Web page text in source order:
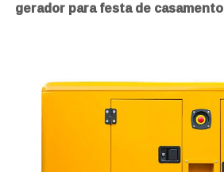
gerador para festa de casamento